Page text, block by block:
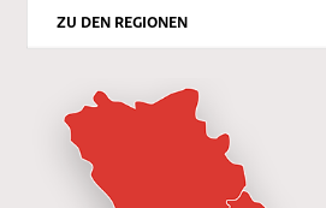
ZU DEN REGIONEN